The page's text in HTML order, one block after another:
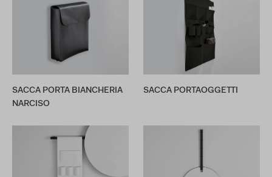
SACCA PORTA BIANCHERIA
NARCISO
SACCA PORTAOGGETTI